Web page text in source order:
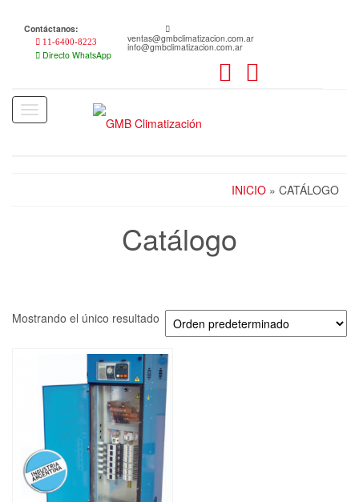
content
Contáctanos:
11-6400-8223
Directo WhatsApp
ventas@gmbclimatizacion.com.ar
info@gmbclimatizacion.com.ar
Toggle
navigation
INICIO » CATÁLOGO
Catálogo
Mostrando el único resultado